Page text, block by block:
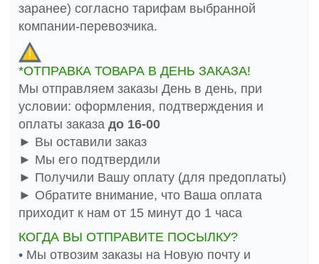
заранее) согласно тарифам выбранной
компании-перевозчика.
*ОТПРАВКА ТОВАРА В ДЕНЬ ЗАКАЗА!
Мы отправляем заказы День в день, при
условии: оформления, подтверждения и
оплаты заказа до 16-00
► Вы оставили заказ
► Мы его подтвердили
► Получили Вашу оплату (для предоплаты)
► Обратите внимание, что Ваша оплата
приходит к нам от 15 минут до 1 часа
КОГДА ВЫ ОТПРАВИТЕ ПОСЫЛКУ?
• Мы отвозим заказы на Новую почту и